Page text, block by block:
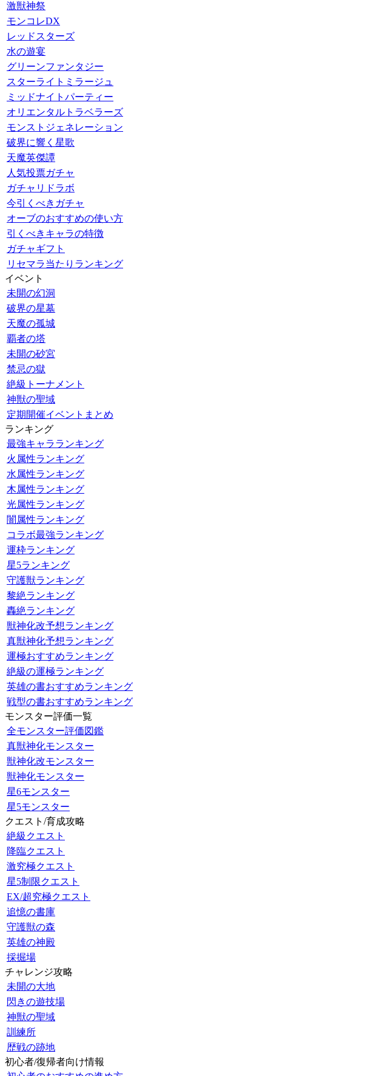
激獣神祭
モンコレDX
レッドスターズ
水の遊宴
グリーンファンタジー
スターライトミラージュ
ミッドナイトパーティー
オリエンタルトラベラーズ
モンストジェネレーション
破界に響く星歌
天魔英傑譚
人気投票ガチャ
ガチャリドラボ
今引くべきガチャ
オーブのおすすめの使い方
引くべきキャラの特徴
ガチャギフト
リセマラ当たりランキング
イベント
未開の幻洞
破界の星墓
天魔の孤城
覇者の塔
未開の砂宮
禁忌の獄
絶級トーナメント
神獣の聖域
定期開催イベントまとめ
ランキング
最強キャラランキング
火属性ランキング
水属性ランキング
木属性ランキング
光属性ランキング
闇属性ランキング
コラボ最強ランキング
運枠ランキング
星5ランキング
守護獣ランキング
黎絶ランキング
轟絶ランキング
獣神化改予想ランキング
真獣神化予想ランキング
運極おすすめランキング
絶級の運極ランキング
英雄の書おすすめランキング
戦型の書おすすめランキング
モンスター評価一覧
全モンスター評価図鑑
真獣神化モンスター
獣神化改モンスター
獣神化モンスター
星6モンスター
星5モンスター
クエスト/育成攻略
絶級クエスト
降臨クエスト
激究極クエスト
星5制限クエスト
EX/超究極クエスト
追憶の書庫
守護獣の森
英雄の神殿
採掘場
チャレンジ攻略
未開の大地
閃きの遊技場
神獣の聖域
訓練所
歴戦の跡地
初心者/復帰者向け情報